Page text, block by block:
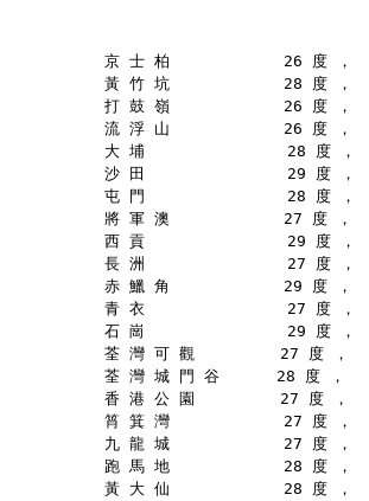
京 士 柏            26 度 ，
黃 竹 坑            28 度 ，
打 鼓 嶺            26 度 ，
流 浮 山            26 度 ，
大 埔               28 度 ，
沙 田               29 度 ，
屯 門               28 度 ，
將 軍 澳            27 度 ，
西 貢               29 度 ，
長 洲               27 度 ，
赤 鱲 角            29 度 ，
青 衣               27 度 ，
石 崗               29 度 ，
荃 灣 可 觀         27 度 ，
荃 灣 城 門 谷      28 度 ，
香 港 公 園         27 度 ，
筲 箕 灣            27 度 ，
九 龍 城            27 度 ，
跑 馬 地            28 度 ，
黃 大 仙            28 度 ，